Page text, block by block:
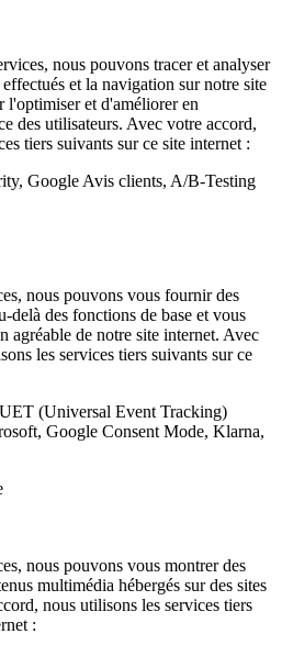
nous pouvons tracer et analyser
et la navigation sur notre site
l'optimiser et d'améliorer en
des utilisateurs. Avec votre accord,
tiers suivants sur ce site internet :
Google Avis clients, A/B-Testing
nous pouvons vous fournir des
delà des fonctions de base et vous
agréable de notre site internet. Avec
les services tiers suivants sur ce
(Universal Event Tracking)
Google Consent Mode, Klarna,
nous pouvons vous montrer des
multimédia hébergés sur des sites
nous utilisons les services tiers
: